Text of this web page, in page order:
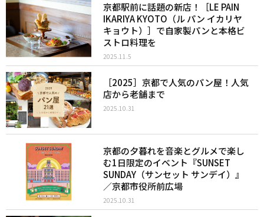
京都駅前に話題の新店！［LE PAIN
IKARIYA KYOTO（ル パン イカリヤ
キョウト）］で自家製パンと本格ビ
ストロ料理を
2025.11.5
［2025］京都で人気のパン屋！人気
店から老舗まで
2025.10.31
京都の夕暮れを音楽とグルメで楽し
む1日限定のイベント『SUNSET
SUNDAY（サンセット サンデイ）』
／京都市役所前広場
2025.10.31